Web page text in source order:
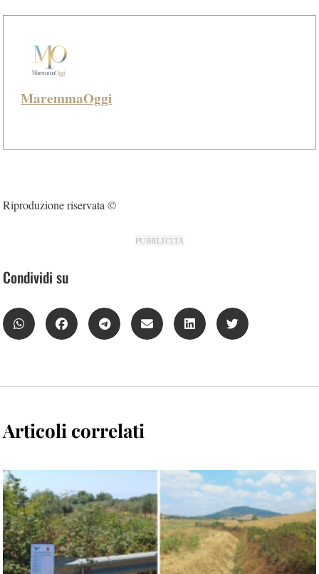
MaremmaOggi
Riproduzione riservata ©
PUBBLICITÀ
Condividi su
Articoli correlati